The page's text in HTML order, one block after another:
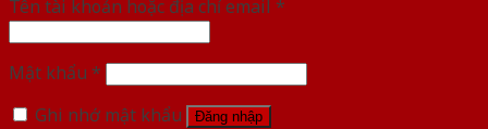
Tên tài khoản hoặc địa chỉ email *
Mật khẩu *
Ghi nhớ mật khẩu
Đăng nhập